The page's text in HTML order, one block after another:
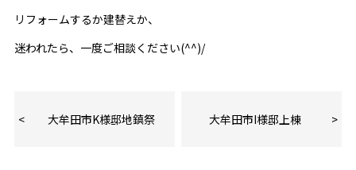
リフォームするか建替えか、
迷われたら、一度ご相談ください(^^)/
大牟田市K様邸地鎮祭 大牟田市I様邸上棟